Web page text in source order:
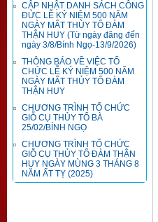
CẬP NHẬT DANH SÁCH CÔNG
ĐỨC LỄ KỶ NIỆM 500 NĂM
NGÀY MẤT THỦY TỔ ĐÀM
THẬN HUY (Từ ngày đăng đến
ngày 3/8/Bính Ngọ-13/9/2026)
THÔNG BÁO VỀ VIỆC TỔ
CHỨC LỄ KỶ NIỆM 500 NĂM
NGÀY MẤT THỦY TỔ ĐÀM
THẬN HUY
CHƯƠNG TRÌNH TỔ CHỨC
GIỖ CỤ THỦY TỔ BÀ
25/02/BÍNH NGỌ
CHƯƠNG TRÌNH TỔ CHỨC
GIỖ CỤ THỦY TỔ ĐÀM THẬN
HUY NGÀY MÙNG 3 THÁNG 8
NĂM ẤT TỴ (2025)